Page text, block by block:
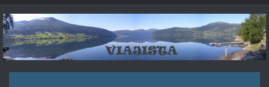
Saltar
al
contenido